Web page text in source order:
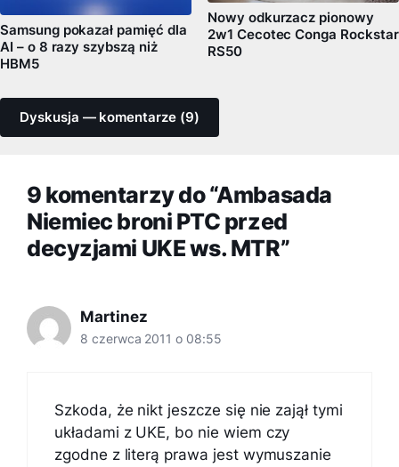
Samsung pokazał pamięć dla
AI – o 8 razy szybszą niż
HBM5
Nowy odkurzacz pionowy
2w1 Cecotec Conga Rockstar
RS50
Dyskusja — komentarze (9)
9 komentarzy do “Ambasada
Niemiec broni PTC przed
decyzjami UKE ws. MTR”
Martinez
8 czerwca 2011 o 08:55
Szkoda, że nikt jeszcze się nie zajął tymi
układami z UKE, bo nie wiem czy
zgodne z literą prawa jest wymuszanie